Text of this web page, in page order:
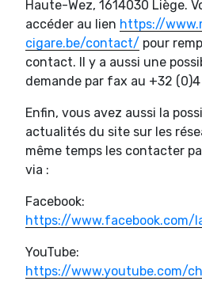
Haute-Wez, 1614030 Liège.
accéder au lien https://
cigare.be/contact/ pour
contact. Il y a aussi une
demande par fax au +32 (0)4
Enfin, vous avez aussi la
actualités du site sur les
même temps les contacter
via :
Facebook:
https://www.facebook.com/
YouTube:
https://www.youtube.com/